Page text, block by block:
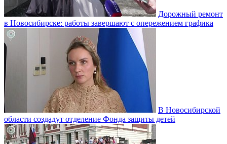
Дорожный ремонт
в Новосибирске: работы завершают с опережением графика
В Новосибирской
области создадут отделение Фонда защиты детей